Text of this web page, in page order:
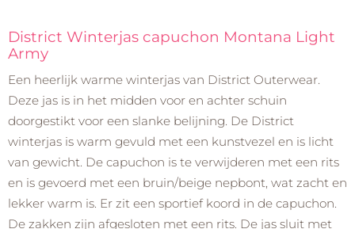
District Winterjas capuchon Montana Light
Army
Een heerlijk warme winterjas van District Outerwear.
Deze jas is in het midden voor en achter schuin
doorgestikt voor een slanke belijning. De District
winterjas is warm gevuld met een kunstvezel en is licht
van gewicht. De capuchon is te verwijderen met een rits
en is gevoerd met een bruin/beige nepbont, wat zacht en
lekker warm is. Er zit een sportief koord in de capuchon.
De zakken zijn afgesloten met een rits. De jas sluit met